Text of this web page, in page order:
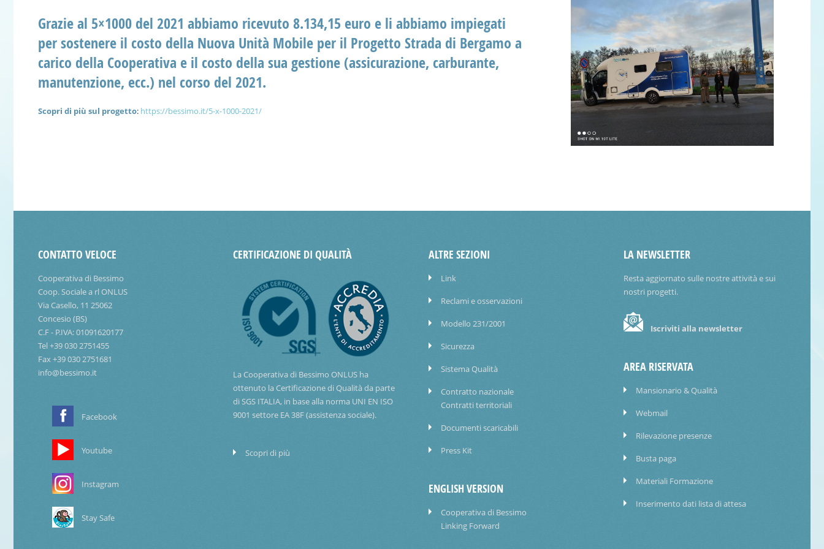
Grazie al 5×1000 del 2021 abbiamo ricevuto 8.134,15 euro e li abbiamo impiegati
per sostenere il costo della Nuova Unità Mobile per il Progetto Strada di Bergamo a
carico della Cooperativa e il costo della sua gestione (assicurazione, carburante,
manutenzione, ecc.) nel corso del 2021.
Scopri di più sul progetto: https://bessimo.it/5-x-1000-2021/
CONTATTO VELOCE
Cooperativa di Bessimo
Coop. Sociale a rl ONLUS
Via Casello, 11 25062
Concesio (BS)
C.F - P.IVA: 01091620177
Tel +39 030 2751455
Fax +39 030 2751681
info@bessimo.it
Facebook
Youtube
Instagram
Stay Safe
CERTIFICAZIONE DI QUALITÀ
La Cooperativa di Bessimo ONLUS ha
ottenuto la Certificazione di Qualità da parte
di SGS ITALIA, in base alla norma UNI EN ISO
9001 settore EA 38F (assistenza sociale).
Scopri di più
ALTRE SEZIONI
Link
Reclami e osservazioni
Modello 231/2001
Sicurezza
Sistema Qualità
Contratto nazionale
Contratti territoriali
Documenti scaricabili
Press Kit
ENGLISH VERSION
Cooperativa di Bessimo
Linking Forward
LA NEWSLETTER
Resta aggiornato sulle nostre attività e sui
nostri progetti.
Iscriviti alla newsletter
AREA RISERVATA
Mansionario & Qualità
Webmail
Rilevazione presenze
Busta paga
Materiali Formazione
Inserimento dati lista di attesa